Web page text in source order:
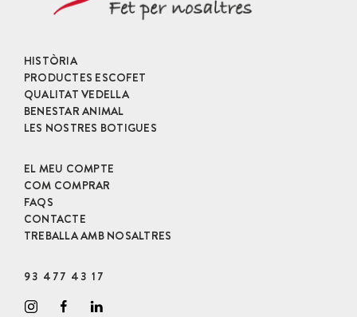
HISTÒRIA
PRODUCTES ESCOFET
QUALITAT VEDELLA
BENESTAR ANIMAL
LES NOSTRES BOTIGUES
EL MEU COMPTE
COM COMPRAR
FAQS
CONTACTE
TREBALLA AMB NOSALTRES
93 477 43 17